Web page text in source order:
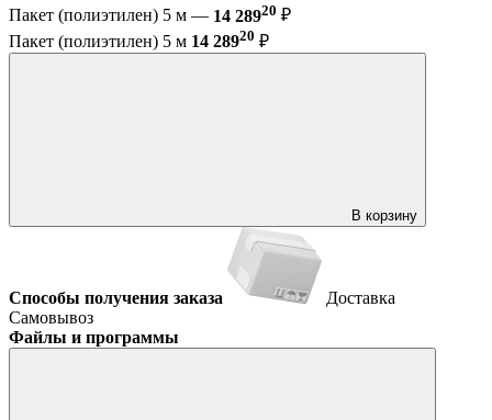
Пакет (полиэтилен) 5 м — 14 28920 ₽
Пакет (полиэтилен) 5 м 14 28920 ₽
В корзину
Способы получения заказа
Доставка
Самовывоз
Файлы и программы